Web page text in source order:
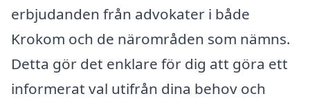
erbjudanden från advokater i både
Krokom och de närområden som nämns.
Detta gör det enklare för dig att göra ett
informerat val utifrån dina behov och